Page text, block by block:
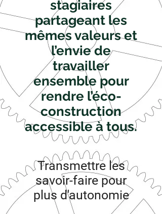
stagiaires
partageant les
mêmes valeurs et
l’envie de
travailler
ensemble pour
rendre l’éco-
construction
accessible à tous.
Transmettre les
savoir-faire pour
plus d'autonomie